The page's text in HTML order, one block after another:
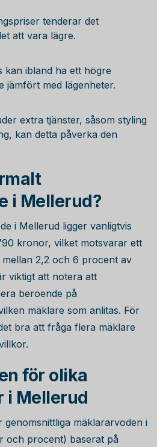
tenderar det
att vara lägre.
kan ibland ha ett högre
jämfört med lägenheter.
extra tjänster, såsom styling
kan detta påverka den
i Mellerud?
i Mellerud ligger vanligtvis
kronor, vilket motsvarar ett
2,2 och 6 procent av
viktigt att notera att
beroende på
mäklare som anlitas. För
bra att fråga flera mäklare
för olika
i Mellerud
mäklararvoden i
och procent) baserat på